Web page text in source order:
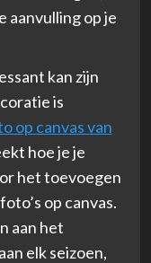
aanvulling op je
kan zijn
is
op canvas van
hoe je je
het toevoegen
op canvas.
aan het
elk seizoen,